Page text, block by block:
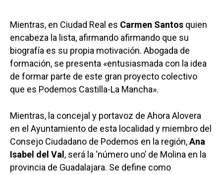
Mientras, en Ciudad Real es Carmen Santos quien
encabeza la lista, afirmando afirmando que su
biografía es su propia motivación. Abogada de
formación, se presenta «entusiasmada con la idea
de formar parte de este gran proyecto colectivo
que es Podemos Castilla-La Mancha».
Mientras, la concejal y portavoz de Ahora Alovera
en el Ayuntamiento de esta localidad y miembro del
Consejo Ciudadano de Podemos en la región,Ana
Isabel del Val, será la ‘número uno’ de Molina en la
provincia de Guadalajara. Se define como